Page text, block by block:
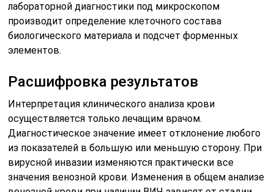
лабораторной диагностики под микроскопом
производит определение клеточного состава
биологического материала и подсчет форменных
элементов.
Расшифровка результатов
Интерпретация клинического анализа крови
осуществляется только лечащим врачом.
Диагностическое значение имеет отклонение любого
из показателей в большую или меньшую сторону. При
вирусной инвазии изменяются практически все
значения венозной крови. Изменения в общем анализе